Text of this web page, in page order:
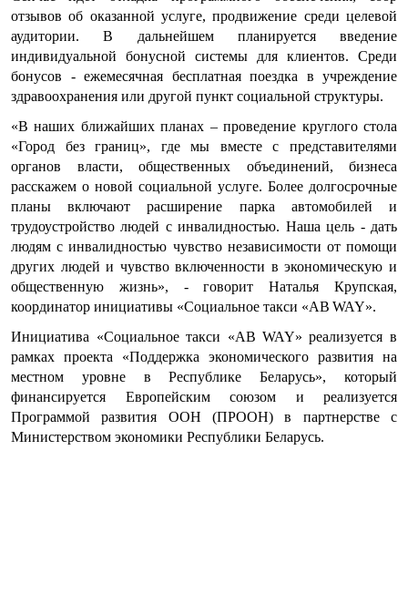
отзывов об оказанной услуге, продвижение среди целевой
аудитории. В дальнейшем планируется введение
индивидуальной бонусной системы для клиентов. Среди
бонусов - ежемесячная бесплатная поездка в учреждение
здравоохранения или другой пункт социальной структуры.
«В наших ближайших планах – проведение круглого стола
«Город без границ», где мы вместе с представителями
органов власти, общественных объединений, бизнеса
расскажем о новой социальной услуге. Более долгосрочные
планы включают расширение парка автомобилей и
трудоустройство людей с инвалидностью. Наша цель - дать
людям с инвалидностью чувство независимости от помощи
других людей и чувство включенности в экономическую и
общественную жизнь», - говорит Наталья Крупская,
координатор инициативы «Социальное такси «AB WAY».
Инициатива «Социальное такси «AB WAY» реализуется в
рамках проекта «Поддержка экономического развития на
местном уровне в Республике Беларусь», который
финансируется Европейским союзом и реализуется
Программой развития ООН (ПРООН) в партнерстве с
Министерством экономики Республики Беларусь.